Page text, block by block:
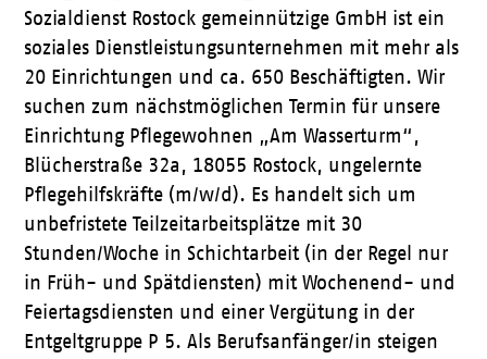
Sozialdienst Rostock gemeinnützige GmbH ist ein
soziales Dienstleistungsunternehmen mit mehr als
20 Einrichtungen und ca. 650 Beschäftigten. Wir
suchen zum nächstmöglichen Termin für unsere
Einrichtung Pflegewohnen „Am Wasserturm“,
Blücherstraße 32a, 18055 Rostock, ungelernte
Pflegehilfskräfte (m/w/d). Es handelt sich um
unbefristete Teilzeitarbeitsplätze mit 30
Stunden/Woche in Schichtarbeit (in der Regel nur
in Früh- und Spätdiensten) mit Wochenend- und
Feiertagsdiensten und einer Vergütung in der
Entgeltgruppe P 5. Als Berufsanfänger/in steigen